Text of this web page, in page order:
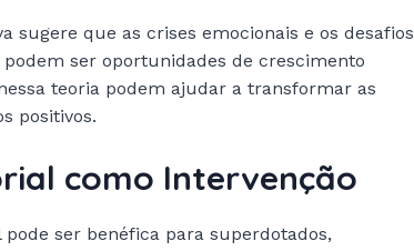
sugere que as crises emocionais e os desafios
ser oportunidades de crescimento
teoria podem ajudar a transformar as
positivos.
como Intervenção
ser benéfica para superdotados,